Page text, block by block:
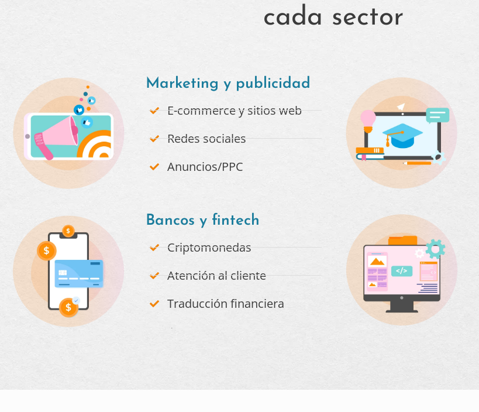
cada sector
Marketing y publicidad
E-commerce y sitios web
Redes sociales
Anuncios/PPC
Bancos y fintech
Criptomonedas
Atención al cliente
Traducción financiera